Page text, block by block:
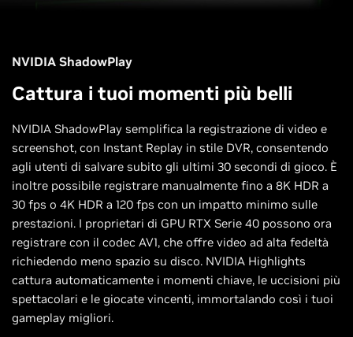
NVIDIA ShadowPlay
Cattura i tuoi momenti più belli
NVIDIA ShadowPlay semplifica la registrazione di video e
screenshot, con Instant Replay in stile DVR, consentendo
agli utenti di salvare subito gli ultimi 30 secondi di gioco. È
inoltre possibile registrare manualmente fino a 8K HDR a
30 fps o 4K HDR a 120 fps con un impatto minimo sulle
prestazioni. I proprietari di GPU RTX Serie 40 possono ora
registrare con il codec AV1, che offre video ad alta fedeltà
richiedendo meno spazio su disco. NVIDIA Highlights
cattura automaticamente i momenti chiave, le uccisioni più
spettacolari e le giocate vincenti, immortalando così i tuoi
gameplay migliori.